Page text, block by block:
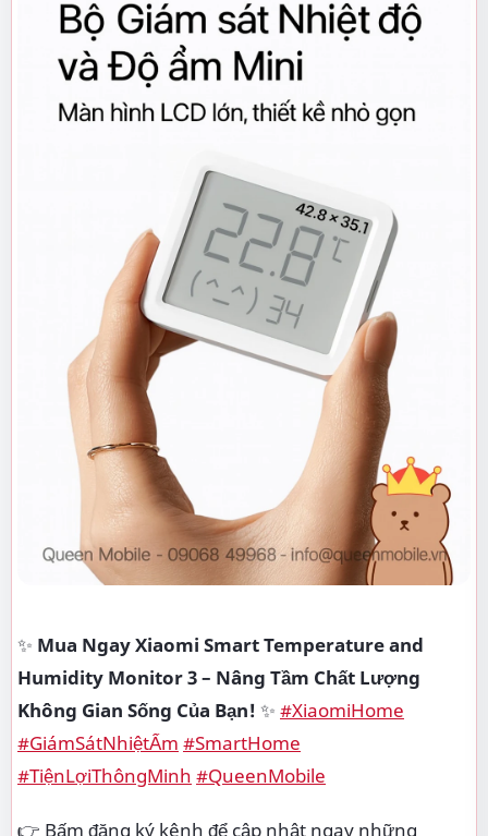
✨ Mua Ngay Xiaomi Smart Temperature and
Humidity Monitor 3 – Nâng Tầm Chất Lượng
Không Gian Sống Của Bạn! ✨ #XiaomiHome
#GiámSátNhiệtẨm #SmartHome
#TiệnLợiThôngMinh #QueenMobile
👉 Bấm đăng ký kênh để cập nhật ngay những